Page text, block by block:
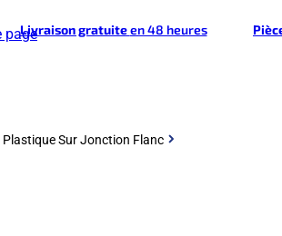
page
Livraison gratuiteen 48 heures
Plastique Sur Jonction Flanc